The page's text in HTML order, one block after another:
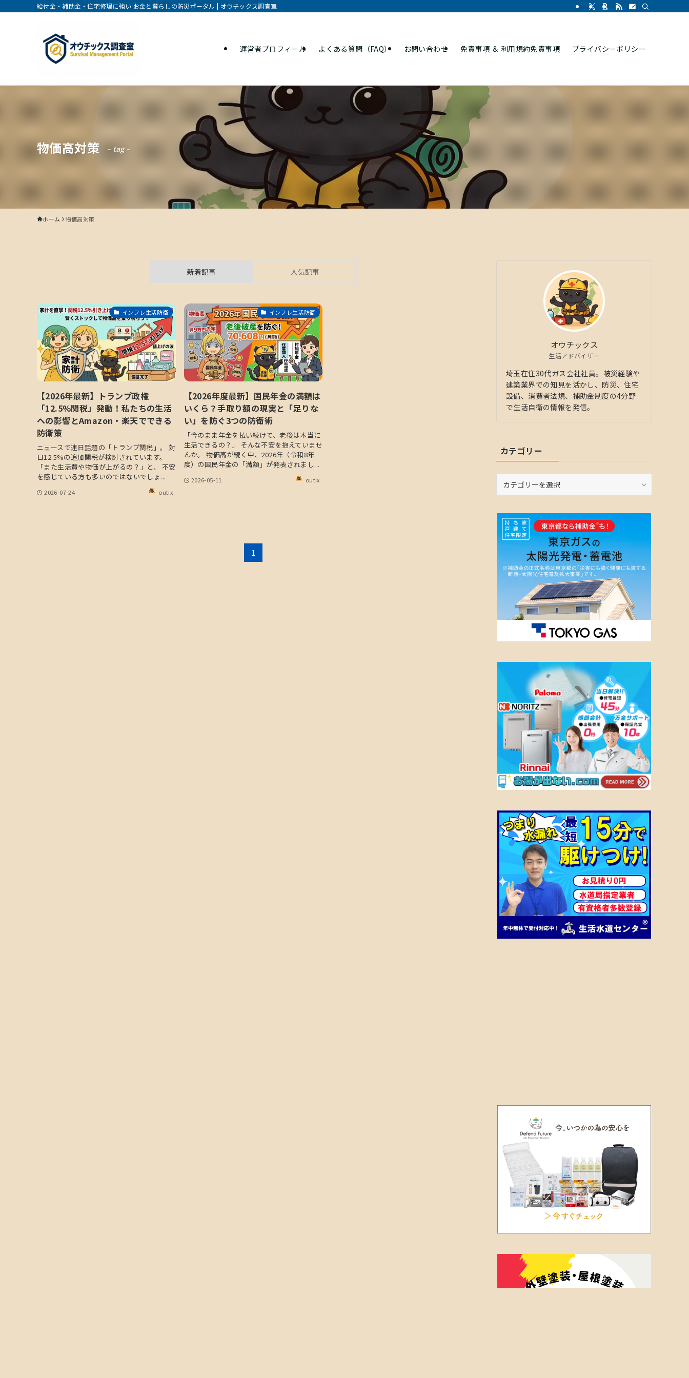
給付金・補助金・住宅修理に強い お金と暮らしの防災ポータル | オウチックス調査室
運営者プロフィール よくある質問（FAQ） お問い合わせ 免責事項 ＆ 利用規約免責事項 プライバシーポリシー
物価高対策 – tag –
ホーム 物価高対策
新着記事 人気記事
インフレ生活防衛
【2026年最新】トランプ政権
「12.5%関税」発動！私たちの生活
への影響とAmazon・楽天でできる
防衛策
ニュースで連日話題の「トランプ関税」。 対
日12.5%の追加関税が検討されています。
「また生活費や物価が上がるの？」と、 不安
を感じている方も多いのではないでしょ...
2026-07-24 outix
インフレ生活防衛
【2026年度最新】国民年金の満額は
いくら？手取り額の現実と「足りな
い」を防ぐ3つの防衛術
「今のまま年金を払い続けて、老後は本当に
生活できるの？」 そんな不安を抱えていませ
んか。 物価高が続く中、2026年（令和8年
度）の国民年金の「満額」が発表されまし...
2026-05-11 outix
1
オウチックス
生活アドバイザー
埼玉在住30代ガス会社社員。被災経験や
建築業界での知見を活かし、防災、住宅
設備、消費者法規、補助金制度の4分野
で生活自衛の情報を発信。
カテゴリー
リ